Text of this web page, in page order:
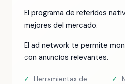
El programa de referidos
mejores del mercado.
El ad network te permite
con anuncios relevantes.
✓ Herramientas de
✓